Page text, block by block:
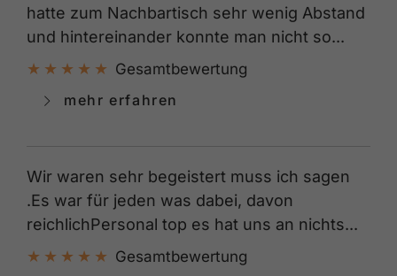
hatte zum Nachbartisch sehr wenig Abstand
und hintereinander konnte man nicht so...
Gesamtbewertung
mehr erfahren
Wir waren sehr begeistert muss ich sagen
.Es war für jeden was dabei, davon
reichlichPersonal top es hat uns an nichts...
Gesamtbewertung